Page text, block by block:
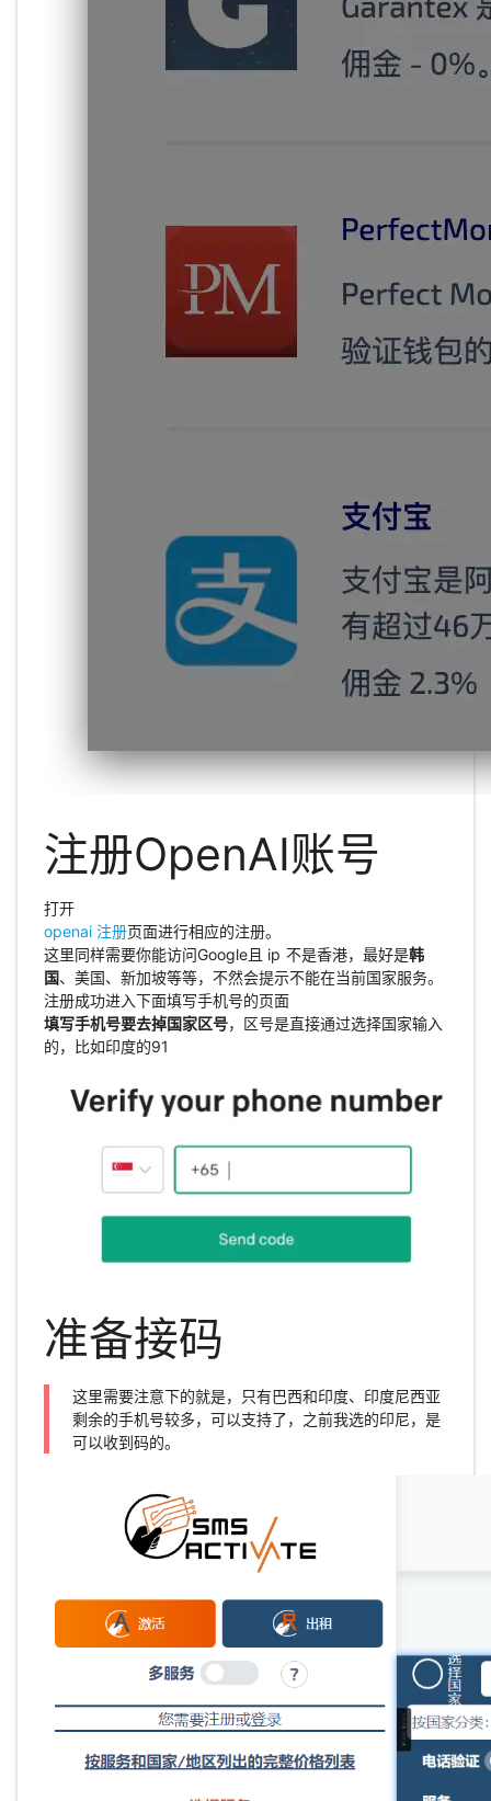
注册OpenAI账号
打开
openai 注册页面进行相应的注册。
这里同样需要你能访问Google且 ip 不是香港，最好是韩
国、美国、新加坡等等，不然会提示不能在当前国家服务。
注册成功进入下面填写手机号的页面
填写手机号要去掉国家区号，区号是直接通过选择国家输入
的，比如印度的91
准备接码
这里需要注意下的就是，只有巴西和印度、印度尼西亚
剩余的手机号较多，可以支持了，之前我选的印尼，是
可以收到码的。